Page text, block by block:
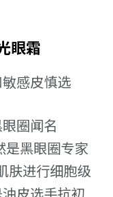
眼霜
感皮慎选
圈闻名
黑眼圈专家
肤进行细胞级